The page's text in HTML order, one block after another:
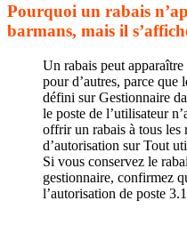
Pourquoi un rabais
barmans, mais il
Un rabais peut
pour d’autres, parce que
défini sur Gestionnaire
le poste de l’utilisateur
offrir un rabais à tous les
d’autorisation sur Tout
Si vous conservez le
gestionnaire, confirmez
l’autorisation de poste